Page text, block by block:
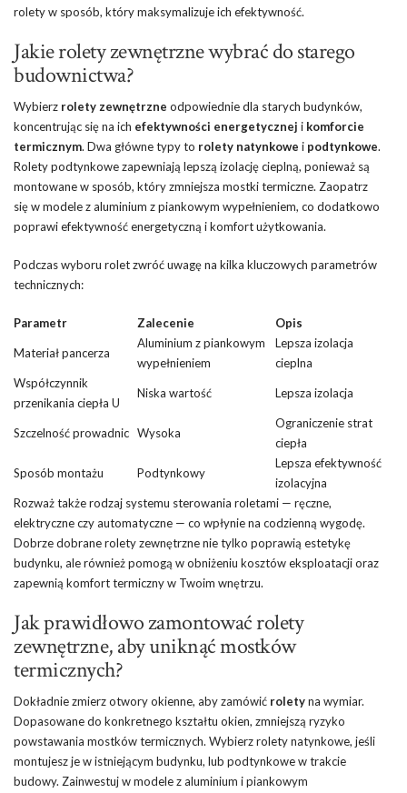
rolety w sposób, który maksymalizuje ich efektywność.
Jakie rolety zewnętrzne wybrać do starego
budownictwa?
Wybierz rolety zewnętrzne odpowiednie dla starych budynków,
koncentrując się na ich efektywności energetycznej i komforcie
termicznym. Dwa główne typy to rolety natynkowe i podtynkowe.
Rolety podtynkowe zapewniają lepszą izolację cieplną, ponieważ są
montowane w sposób, który zmniejsza mostki termiczne. Zaopatrz
się w modele z aluminium z piankowym wypełnieniem, co dodatkowo
poprawi efektywność energetyczną i komfort użytkowania.
Podczas wyboru rolet zwróć uwagę na kilka kluczowych parametrów
technicznych:
Parametr Zalecenie Opis
Materiał pancerza
Aluminium z piankowym
wypełnieniem
Lepsza izolacja
cieplna
Współczynnik
przenikania ciepła U
Niska wartość Lepsza izolacja
Szczelność prowadnic Wysoka
Ograniczenie strat
ciepła
Sposób montażu Podtynkowy
Lepsza efektywność
izolacyjna
Rozważ także rodzaj systemu sterowania roletami — ręczne,
elektryczne czy automatyczne — co wpłynie na codzienną wygodę.
Dobrze dobrane rolety zewnętrzne nie tylko poprawią estetykę
budynku, ale również pomogą w obniżeniu kosztów eksploatacji oraz
zapewnią komfort termiczny w Twoim wnętrzu.
Jak prawidłowo zamontować rolety
zewnętrzne, aby uniknąć mostków
termicznych?
Dokładnie zmierz otwory okienne, aby zamówić roletyna wymiar.
Dopasowane do konkretnego kształtu okien, zmniejszą ryzyko
powstawania mostków termicznych. Wybierz rolety natynkowe, jeśli
montujesz je w istniejącym budynku, lub podtynkowe w trakcie
budowy. Zainwestuj w modele z aluminium i piankowym